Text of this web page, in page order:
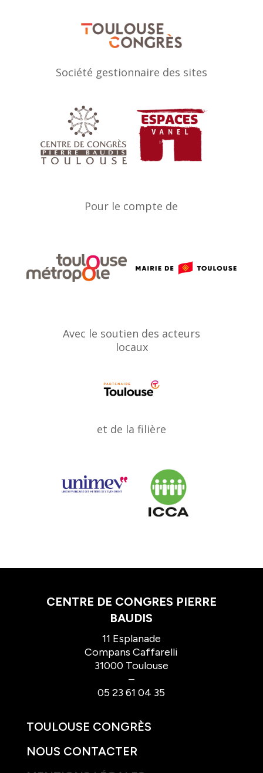
Société gestionnaire des sites
Pour le compte de
Avec le soutien des acteurs
locaux
et de la filière
CENTRE DE CONGRES PIERRE
BAUDIS
11 Esplanade
Compans Caffarelli
31000 Toulouse
–
05 23 61 04 35
TOULOUSE CONGRÈS
NOUS CONTACTER